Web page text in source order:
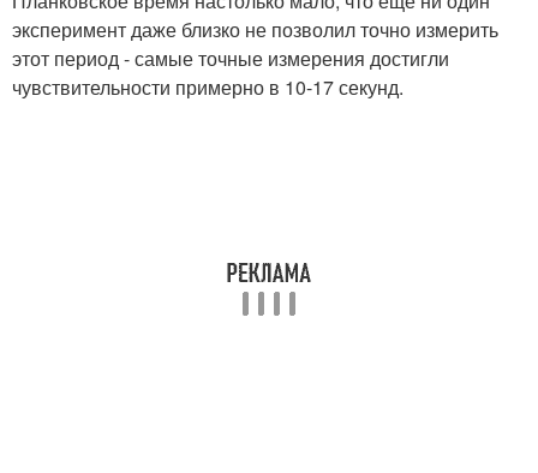
эксперимент даже близко не позволил точно измерить
этот период - самые точные измерения достигли
чувствительности примерно в 10-17 секунд.